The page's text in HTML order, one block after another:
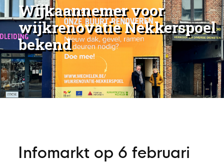
Wijkaannemer voor
wijkrenovatie Nekkerspoel
bekend
Infomarkt op 6 februari